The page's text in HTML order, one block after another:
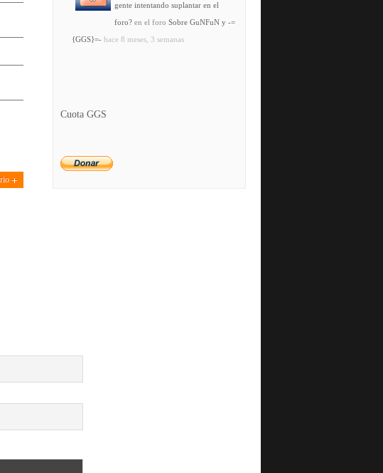
gente intentando suplantar en el
foro? en el foro Sobre GuNFuN y -=
{GGS}=- hace 8 meses, 3 semanas
Cuota GGS